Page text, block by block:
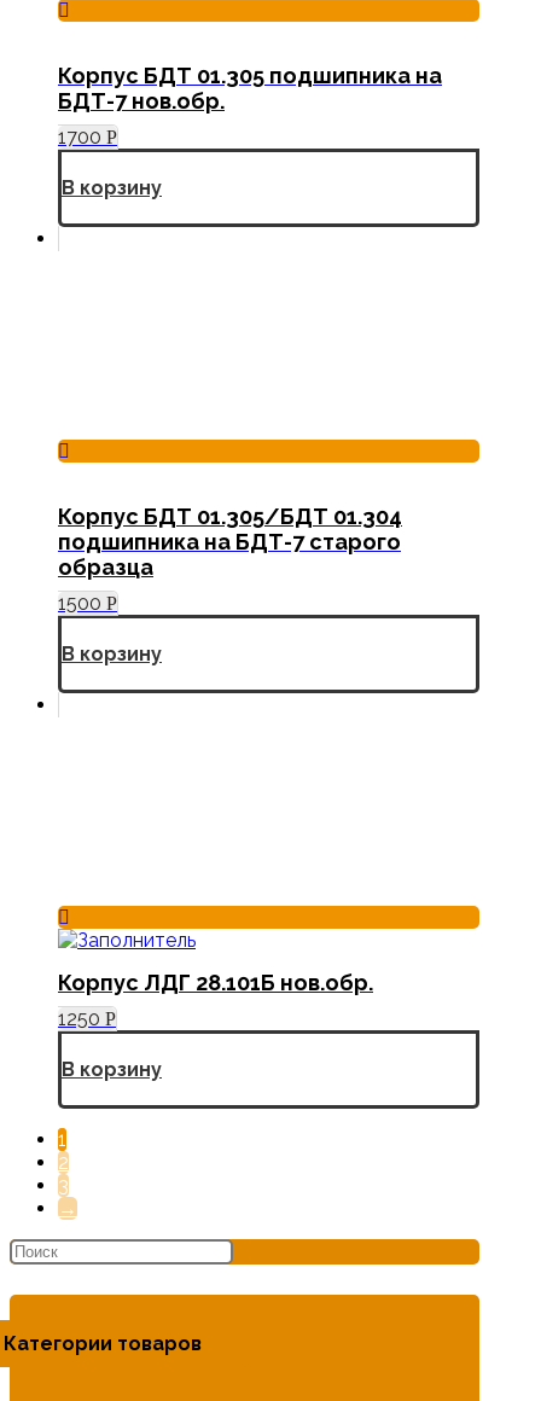
Корпус БДТ 01.305 подшипника на
БДТ-7 нов.обр.
1700 Р
В корзину
Корпус БДТ 01.305/БДТ 01.304
подшипника на БДТ-7 старого
образца
1500 Р
В корзину
Корпус ЛДГ 28.101Б нов.обр.
1250 Р
В корзину
1
2
3
→
Категории товаров